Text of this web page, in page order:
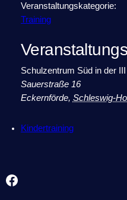
Veranstaltungskategorie:
Training
Schulzentrum Süd in der
Sauerstraße 16
Eckernförde, Schleswig-
Kindertraining
Facebook